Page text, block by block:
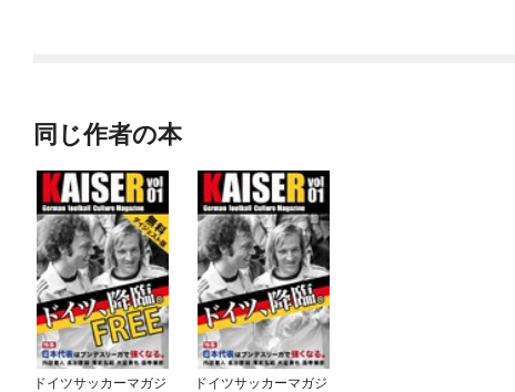
同じ作者の本
ドイツサッカーマガジ
ドイツサッカーマガジ